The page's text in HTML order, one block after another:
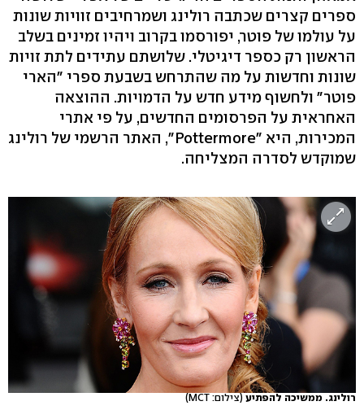
ספרים קצרים שכתבה רולינג ושמרחיבים זוויות שונות
על עולמו של פוטר, יפורסמו בקרוב ויהיו זמינים בשלב
הראשון רק כספר דיגיטלי. שלושתם עתידים לתת זויות
שונות וחדשות על מה שהתרחש בשבעת ספרי "הארי
פוטר" ולחשוף מידע חדש על הדמויות. ההוצאה
האחראית על הפרסומים החדשים, על פי אתרי
המכירות, היא "Pottermore", האתר הרשמי של רולינג
שמוקדש לסדרה המצליחה.
רולינג. ממשיכה להפתיע(צילום: MCT)